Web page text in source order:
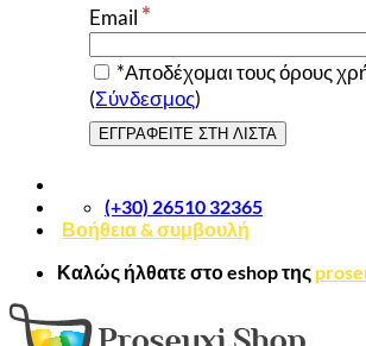
Email *
*Αποδέχομαι τους όρους
(Σύνδεσμος)
(+30) 26510 32365
Βοήθεια & συμβουλή
Καλώς ήλθατε στοeshopτης